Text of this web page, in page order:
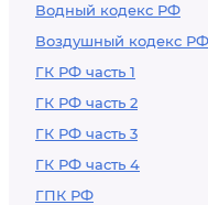
Водный кодекс РФ
Воздушный кодекс РФ
ГК РФ часть 1
ГК РФ часть 2
ГК РФ часть 3
ГК РФ часть 4
ГПК РФ
Российской
Федерации